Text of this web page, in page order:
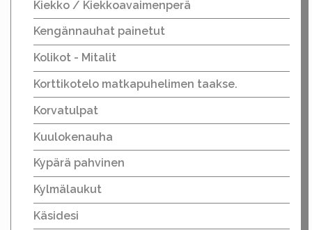
Kiekko / Kiekkoavaimenperä
Kengännauhat painetut
Kolikot - Mitalit
Korttikotelo matkapuhelimen taakse.
Korvatulpat
Kuulokenauha
Kypärä pahvinen
Kylmälaukut
Käsidesi